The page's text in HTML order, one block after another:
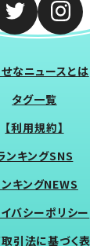
なニュースとは
タグ一覧
【利用規約】
ンキングSNS
キングNEWS
バシーポリシー
引法に基づく